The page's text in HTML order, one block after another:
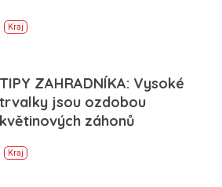
Kraj
TIPY ZAHRADNÍKA: Vysoké
trvalky jsou ozdobou
květinových záhonů
Kraj